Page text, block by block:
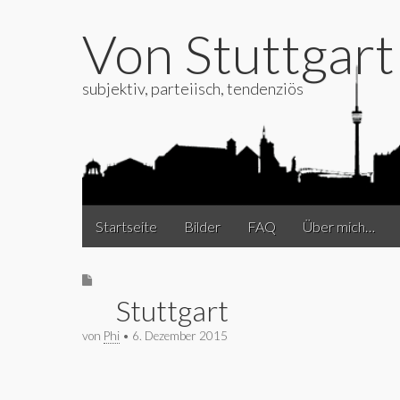
Von
subjektiv, parteiisch, tendenziös
Main
menu
Startseite Bilder FAQ Über mich…
Stuttgart
von Phi • 6. Dezember 2015